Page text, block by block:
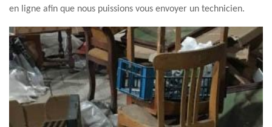
en ligne afin que nous puissions vous envoyer un technicien.